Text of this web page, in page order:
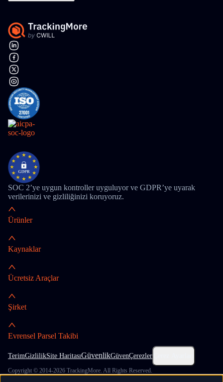
SOC 2’ye uygun kontroller uyguluyor ve GDPR’ye uyarak
verilerinizi ve gizliliğinizi koruyoruz.
Ürünler
Kaynaklar
Ücretsiz Araçlar
Şirket
Evrensel Parsel Takibi
TerimGizlilikSite HaritasıGüvenlikGüvenÇerezler
Copyright © 2014-2026 TrackingMore. All Rights Reserved.